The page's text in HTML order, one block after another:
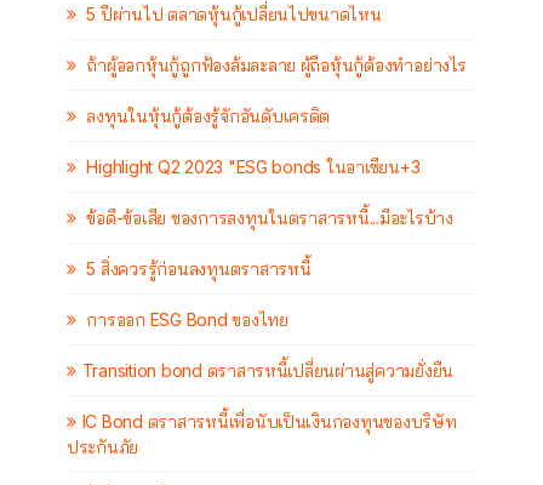
5 ปีผ่านไป ตลาดหุ้นกู้เปลี่ยนไปขนาดไหน
ถ้าผู้ออกหุ้นกู้ถูกฟ้องล้มละลาย ผู้ถือหุ้นกู้ต้องทำอย่างไร
ลงทุนในหุ้นกู้ต้องรู้จักอันดับเครดิต
Highlight Q2 2023 "ESG bonds ในอาเซียน+3
ข้อดี-ข้อเสีย ของการลงทุนในตราสารหนี้...มีอะไรบ้าง
5 สิ่งควรรู้ก่อนลงทุนตราสารหนี้
การออก ESG Bond ของไทย
Transition bond ตราสารหนี้เปลี่ยนผ่านสู่ความยั่งยืน
IC Bond ตราสารหนี้เพื่อนับเป็นเงินกองทุนของบริษัท
ประกันภัย